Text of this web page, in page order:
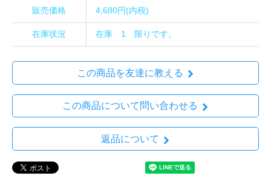
販売価格 4,680円(内税)
在庫状況 在庫 1 限りです。
この商品を友達に教える
この商品について問い合わせる
返品について